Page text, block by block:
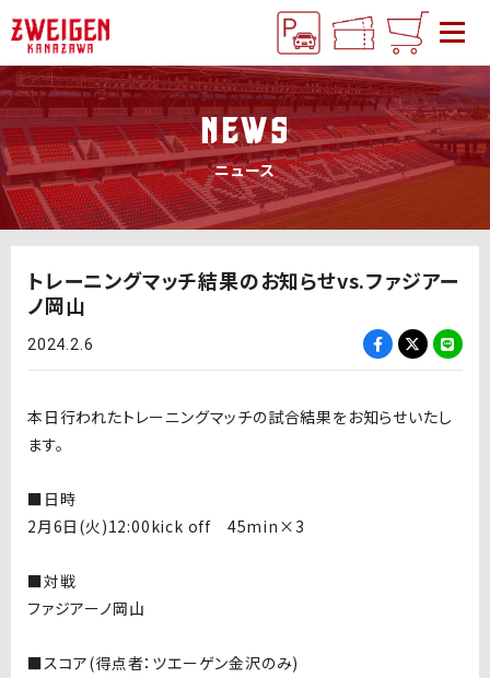
NEWS
ニュース
トレーニングマッチ結果のお知らせvs.ファジアー
ノ岡山
2024.2.6
本日行われたトレーニングマッチの試合結果をお知らせいたし
ます。
■日時
2月6日(火)12:00kick off 45min×3
■対戦
ファジアーノ岡山
■スコア(得点者：ツエーゲン金沢のみ)